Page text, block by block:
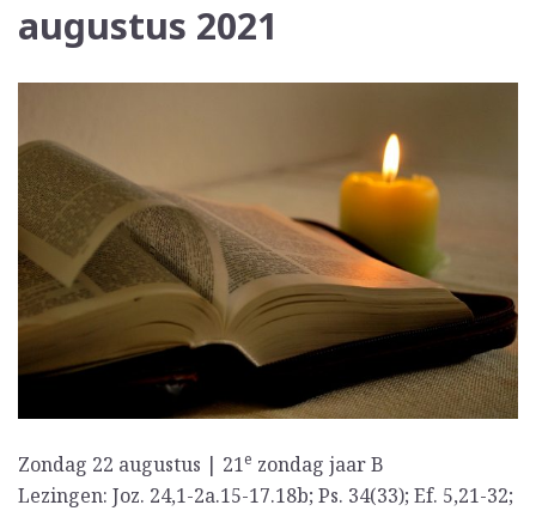
augustus 2021
Zondag 22 augustus | 21e zondag jaar B
Lezingen: Joz. 24,1-2a.15-17.18b; Ps. 34(33); Ef. 5,21-32;